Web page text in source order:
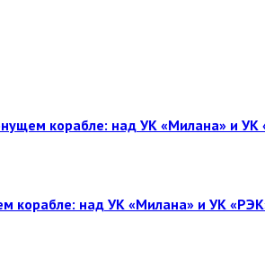
корабле: над УК «Милана» и УК
корабле: над УК «Милана» и УК